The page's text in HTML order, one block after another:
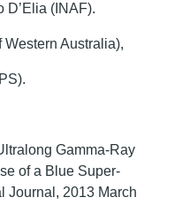
D’Elia (INAF).
Australia),
Gamma-Ray
of a Blue Super-
Journal, 2013 March